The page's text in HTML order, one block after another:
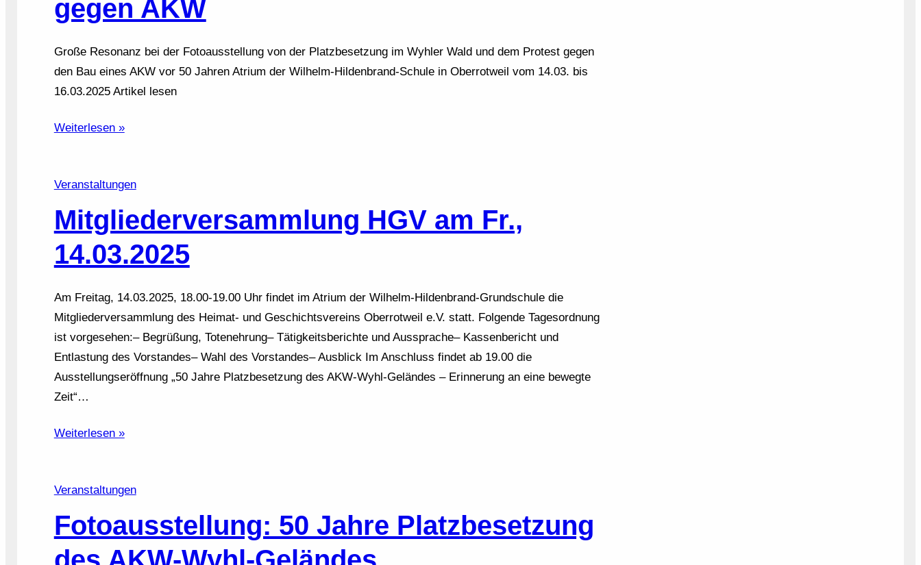
gegen AKW
Große Resonanz bei der Fotoausstellung von der Platzbesetzung im Wyhler Wald und dem Protest gegen
den Bau eines AKW vor 50 Jahren Atrium der Wilhelm-Hildenbrand-Schule in Oberrotweil vom 14.03. bis
16.03.2025 Artikel lesen
Weiterlesen »
Veranstaltungen
Mitgliederversammlung HGV am Fr.,
14.03.2025
Am Freitag, 14.03.2025, 18.00-19.00 Uhr findet im Atrium der Wilhelm-Hildenbrand-Grundschule die
Mitgliederversammlung des Heimat- und Geschichtsvereins Oberrotweil e.V. statt. Folgende Tagesordnung
ist vorgesehen:– Begrüßung, Totenehrung– Tätigkeitsberichte und Aussprache– Kassenbericht und
Entlastung des Vorstandes– Wahl des Vorstandes– Ausblick Im Anschluss findet ab 19.00 die
Ausstellungseröffnung „50 Jahre Platzbesetzung des AKW-Wyhl-Geländes – Erinnerung an eine bewegte
Zeit“…
Weiterlesen »
Veranstaltungen
Fotoausstellung: 50 Jahre Platzbesetzung